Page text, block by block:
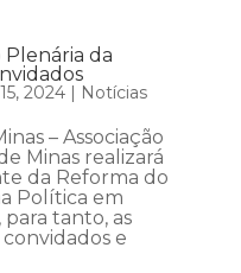
Plenária da
2024| Notícias
– Associação
Minas realizará
da Reforma do
Política em
tanto, as
e